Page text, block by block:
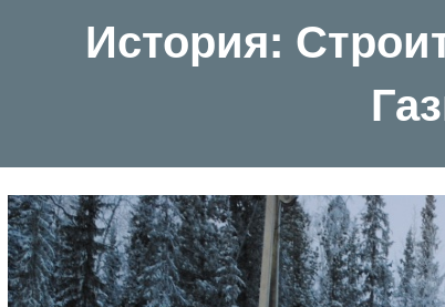
История: